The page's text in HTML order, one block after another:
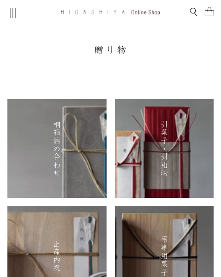
Site navigation Search
贈り物
桐箱詰め合わせ 引菓子・引出物
出産内祝 弔事用菓子